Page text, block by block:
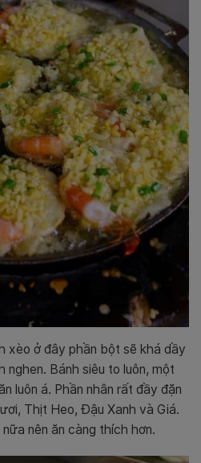
xèo ở đây phần bột sẽ khá dầy
Bánh siêu to luôn, một
luôn á. Phần nhân rất đầy đặn
Thịt Heo, Đậu Xanh và Giá.
nên ăn càng thích hơn.